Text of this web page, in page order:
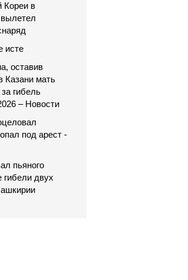
Кореи в
исте
оставив
Казани мать
гибель
– Новости
под арест -
пьяного
гибели двух